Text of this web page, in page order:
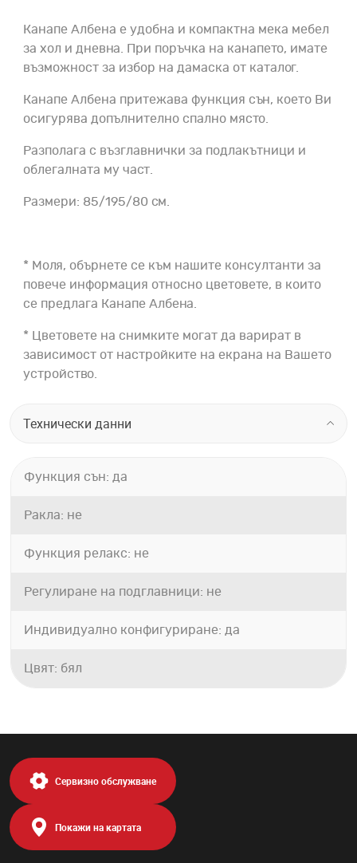
Канапе Албена е удобна и компактна мека мебел
за хол и дневна. При поръчка на канапето, имате
възможност за избор на дамаска от каталог.
Канапе Албена притежава функция сън, което Ви
осигурява допълнително спално място.
Разполага с възглавнички за подлакътници и
облегалната му част.
Размери: 85/195/80 см.
* Моля, обърнете се към нашите консултанти за
повече информация относно цветовете, в които
се предлага Канапе Албена.
* Цветовете на снимките могат да варират в
зависимост от настройките на екрана на Вашето
устройство.
Технически данни
Функция сън: да
Ракла: не
Функция релакс: не
Регулиране на подглавници: не
Индивидуално конфигуриране: да
Цвят: бял
Сервизно обслужване
Покажи на картата